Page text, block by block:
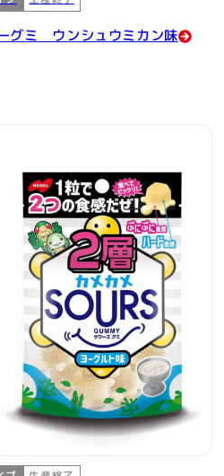
グミ ウンシュウミカン味